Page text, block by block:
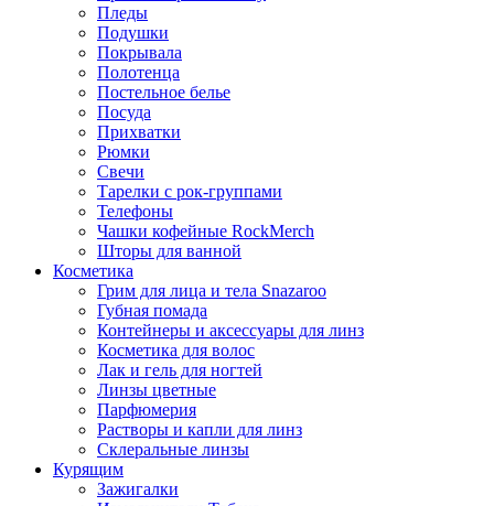
Пледы
Подушки
Покрывала
Полотенца
Постельное белье
Посуда
Прихватки
Рюмки
Свечи
Тарелки с рок-группами
Телефоны
Чашки кофейные RockMerch
Шторы для ванной
Косметика
Грим для лица и тела Snazaroo
Губная помада
Контейнеры и аксессуары для линз
Косметика для волос
Лак и гель для ногтей
Линзы цветные
Парфюмерия
Растворы и капли для линз
Склеральные линзы
Курящим
Зажигалки